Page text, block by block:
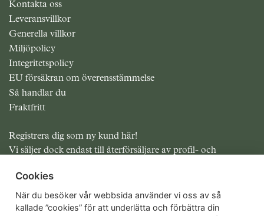
Kontakta oss
Leveransvillkor
Generella villkor
Miljöpolicy
Integritetspolicy
EU försäkran om överensstämmelse
Så handlar du
Fraktfritt
Registrera dig som ny kund här!
Vi säljer dock endast till återförsäljare av profil- och
Alla priser exklusive moms
Cookies
När du besöker vår webbsida använder vi oss av så
kallade ”cookies” för att underlätta och förbättra din